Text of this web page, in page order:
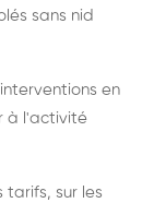
sans nid
en
à l'activité
tarifs, sur les